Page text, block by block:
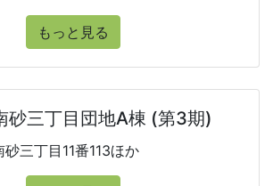
もっと見る
砂三丁目団地A棟 (第3期)
三丁目11番113ほか